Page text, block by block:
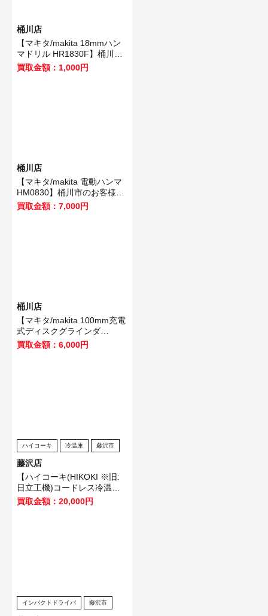
桶川店
【マキタ/makita 18mmハン
マドリル HR1830F】桶川市
のお客様から買取いたしまし
買取金額：1,000円
桶川店
【マキタ/makita 電動ハンマ
HM0830】桶川市のお客様か
ら買取いたしました！
買取金額：7,000円
桶川店
【マキタ/makita 100mm充電
式ディスクグラインダ
GA403DRGN】桶川市のお客
様から買取いたしました！
買取金額：6,000円
ハイコーキ 冷温庫 藤沢市
藤沢店
【ハイコーキ(HIKOKI ※旧:
日立工機)コードレス冷温庫
UL18DB(NMG)】藤沢市のお
客様から買取させていただき
買取金額：20,000円
インパクトドライバ 藤沢市